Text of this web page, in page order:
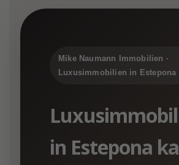
Mike Naumann Immobilien ·
Luxusimmobilien in Estepona
in Estepona